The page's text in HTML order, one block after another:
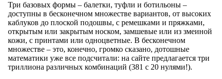
Три базовых формы – балетки, туфли и ботильоны –
доступны в бесконечном множестве вариантов, от высоких
каблуков до плоской подошвы, с ремешками и пряжками,
открытым или закрытым носком, замшевые или из змеиной
кожи, с принтами или одноцветные. В бесконечном
множестве – это, конечно, громко сказано, дотошные
математики уже все подсчитали: на сайте предлагается три
триллиона различных комбинаций (381 с 20 нулями!).